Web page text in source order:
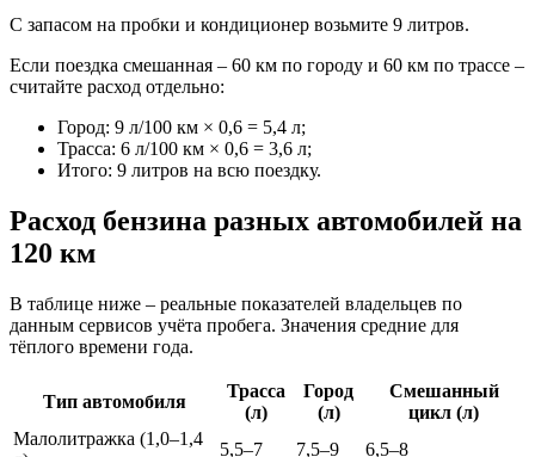
С запасом на пробки и кондиционер возьмите 9 литров.
Если поездка смешанная – 60 км по городу и 60 км по трассе –
считайте расход отдельно:
Город: 9 л/100 км × 0,6 = 5,4 л;
Трасса: 6 л/100 км × 0,6 = 3,6 л;
Итого: 9 литров на всю поездку.
Расход бензина разных автомобилей на
120 км
В таблице ниже – реальные показателей владельцев по
данным сервисов учёта пробега. Значения средние для
тёплого времени года.
Тип автомобиля
Трасса
(л)
Город
(л)
Смешанный
цикл (л)
Малолитражка (1,0–1,4
5,5–7 7,5–9
6,5–8